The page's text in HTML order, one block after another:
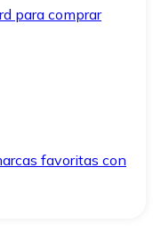
para comprar
favoritas con